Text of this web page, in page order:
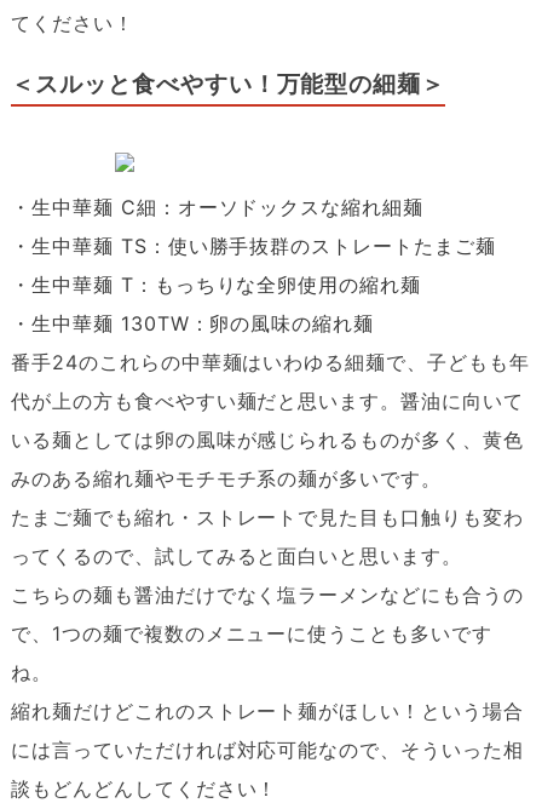
てください！
＜スルッと食べやすい！万能型の細麺＞
・生中華麺 C細：オーソドックスな縮れ細麺
・生中華麺 TS：使い勝手抜群のストレートたまご麺
・生中華麺 T：もっちりな全卵使用の縮れ麺
・生中華麺 130TW：卵の風味の縮れ麺
番手24のこれらの中華麺はいわゆる細麺で、子どもも年
代が上の方も食べやすい麺だと思います。醤油に向いて
いる麺としては卵の風味が感じられるものが多く、黄色
みのある縮れ麺やモチモチ系の麺が多いです。
たまご麺でも縮れ・ストレートで見た目も口触りも変わ
ってくるので、試してみると面白いと思います。
こちらの麺も醤油だけでなく塩ラーメンなどにも合うの
で、1つの麺で複数のメニューに使うことも多いです
ね。
縮れ麺だけどこれのストレート麺がほしい！という場合
には言っていただければ対応可能なので、そういった相
談もどんどんしてください！